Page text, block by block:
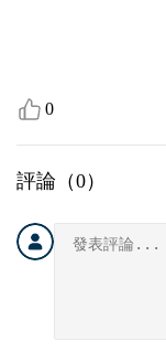
0
評論（0）